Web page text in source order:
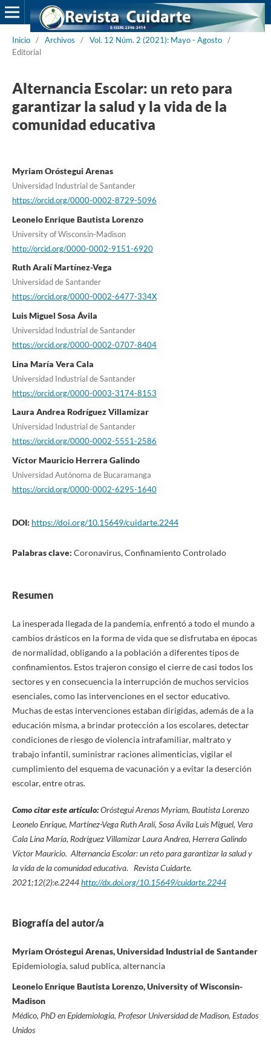
Inicio / Archivos / Vol. 12 Núm. 2 (2021): Mayo - Agosto /
Editorial
Alternancia Escolar: un reto para
garantizar la salud y la vida de la
comunidad educativa
Myriam Oróstegui Arenas
Universidad Industrial de Santander
https://orcid.org/0000-0002-8729-5096
Leonelo Enrique Bautista Lorenzo
University of Wisconsin-Madison
http://orcid.org/0000-0002-9151-6920
Ruth Aralí Martínez-Vega
Universidad de Santander
https://orcid.org/0000-0002-6477-334X
Luis Miguel Sosa Ávila
Universidad Industrial de Santander
https://orcid.org/0000-0002-0707-8404
Lina María Vera Cala
Universidad Industrial de Santander
https://orcid.org/0000-0003-3174-8153
Laura Andrea Rodríguez Villamizar
Universidad Industrial de Santander
https://orcid.org/0000-0002-5551-2586
Víctor Mauricio Herrera Galindo
Universidad Autónoma de Bucaramanga
https://orcid.org/0000-0002-6295-1640
DOI: https://doi.org/10.15649/cuidarte.2244
Palabras clave: Coronavirus, Confinamiento Controlado
Resumen
La inesperada llegada de la pandemia, enfrentó a todo el mundo a
cambios drásticos en la forma de vida que se disfrutaba en épocas
de normalidad, obligando a la población a diferentes tipos de
confinamientos. Estos trajeron consigo el cierre de casi todos los
sectores y en consecuencia la interrupción de muchos servicios
esenciales, como las intervenciones en el sector educativo.
Muchas de estas intervenciones estaban dirigidas, además de a la
educación misma, a brindar protección a los escolares, detectar
condiciones de riesgo de violencia intrafamiliar, maltrato y
trabajo infantil, suministrar raciones alimenticias, vigilar el
cumplimiento del esquema de vacunación y a evitar la deserción
escolar, entre otras.
Como citar este artículo:Oróstegui Arenas Myriam, Bautista Lorenzo
Leonelo Enrique, Martínez-Vega Ruth Aralí, Sosa Ávila Luis Miguel, Vera
Cala Lina María, Rodríguez Villamizar Laura Andrea, Herrera Galindo
Víctor Mauricio. Alternancia Escolar: un reto para garantizar la salud y
la vida de la comunidad educativa. Revista Cuidarte.
2021;12(2):e.2244http://dx.doi.org/10.15649/cuidarte.2244
Biografía del autor/a
Myriam Oróstegui Arenas, Universidad Industrial de Santander
Epidemiologia, salud publica, alternancia
Leonelo Enrique Bautista Lorenzo, University of Wisconsin-
Madison
Médico, PhD en Epidemiologia, Profesor Universidad de Madison, Estados
Unidos